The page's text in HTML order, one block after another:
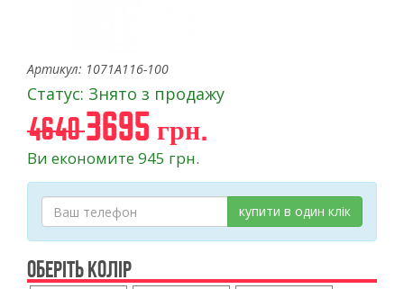
Артикул: 1071A116-100
Статус: Знято з продажу
46403695 грн.
Ви економите 945 грн.
купити в один клік
ОБЕРІТЬ КОЛІР